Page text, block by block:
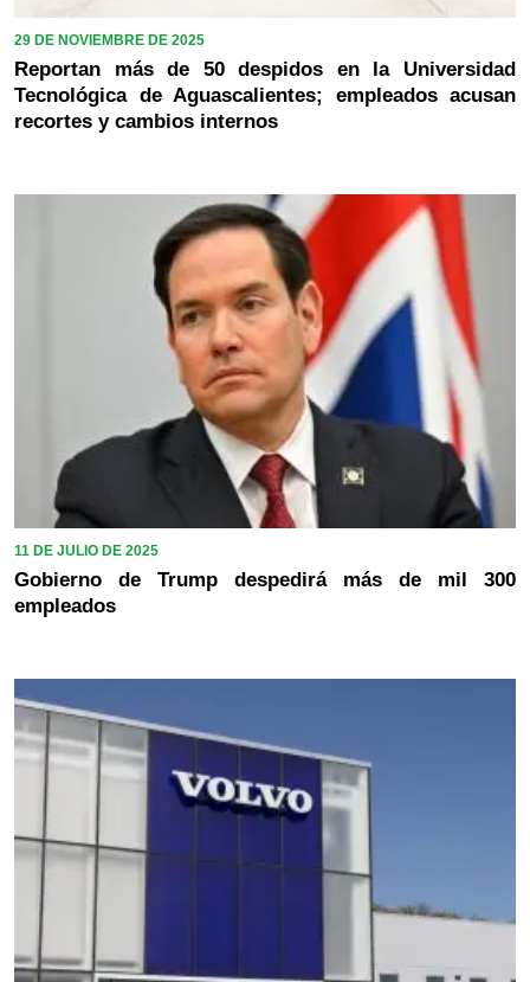
29 DE NOVIEMBRE DE 2025
Reportan más de 50 despidos en la Universidad
Tecnológica de Aguascalientes; empleados acusan
recortes y cambios internos
11 DE JULIO DE 2025
Gobierno de Trump despedirá más de mil 300
empleados